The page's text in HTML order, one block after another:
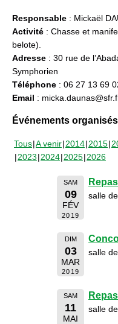
Responsable : Mickaël
Activité : Chasse et
belote).
Adresse : 30 rue de
Symphorien
Téléphone : 06 27 13 69
Email :
Événements
Tous A venir 2014 2015
2023 2024 2025 2026
SAM
09
FÉV
2019
salle
DIM
03
MAR
2019
salle
SAM
11
MAI
salle